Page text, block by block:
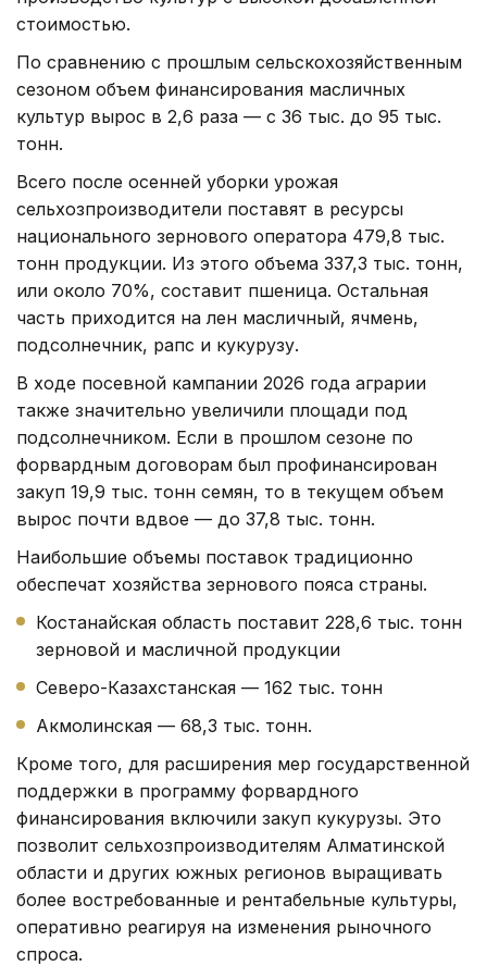
стоимостью.
По сравнению с прошлым сельскохозяйственным
сезоном объем финансирования масличных
культур вырос в 2,6 раза — с 36 тыс. до 95 тыс.
тонн.
Всего после осенней уборки урожая
сельхозпроизводители поставят в ресурсы
национального зернового оператора 479,8 тыс.
тонн продукции. Из этого объема 337,3 тыс. тонн,
или около 70%, составит пшеница. Остальная
часть приходится на лен масличный, ячмень,
подсолнечник, рапс и кукурузу.
В ходе посевной кампании 2026 года аграрии
также значительно увеличили площади под
подсолнечником. Если в прошлом сезоне по
форвардным договорам был профинансирован
закуп 19,9 тыс. тонн семян, то в текущем объем
вырос почти вдвое — до 37,8 тыс. тонн.
Наибольшие объемы поставок традиционно
обеспечат хозяйства зернового пояса страны.
Костанайская область поставит 228,6 тыс. тонн
зерновой и масличной продукции
Северо-Казахстанская — 162 тыс. тонн
Акмолинская — 68,3 тыс. тонн.
Кроме того, для расширения мер государственной
поддержки в программу форвардного
финансирования включили закуп кукурузы. Это
позволит сельхозпроизводителям Алматинской
области и других южных регионов выращивать
более востребованные и рентабельные культуры,
оперативно реагируя на изменения рыночного
спроса.